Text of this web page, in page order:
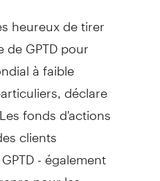
heureux de tirer
GPTD pour
à faible
déclare
fonds d'actions
clients
- également